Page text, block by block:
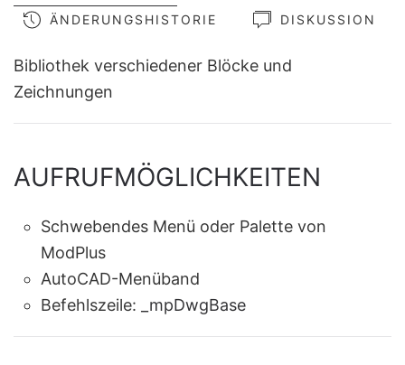
ÄNDERUNGSHISTORIE
DISKUSSION
Bibliothek verschiedener Blöcke und
Zeichnungen
AUFRUFMÖGLICHKEITEN
Schwebendes Menü oder Palette von
ModPlus
AutoCAD-Menüband
Befehlszeile:
_mpDwgBase